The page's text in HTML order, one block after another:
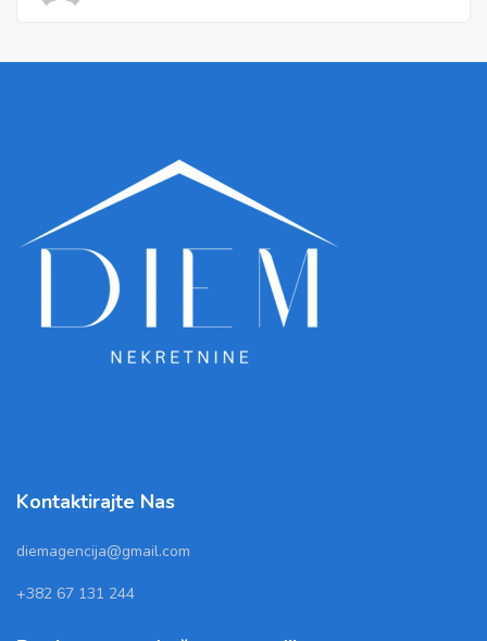
Kontaktirajte Nas
diemagencija@gmail.com
+382 67 131 244